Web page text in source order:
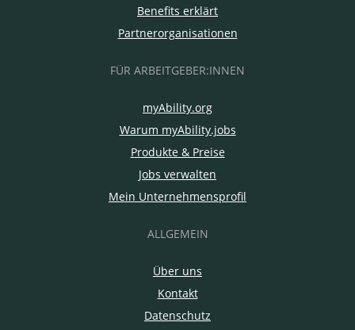
Benefits erklärt
Partnerorganisationen
FÜR ARBEITGEBER:INNEN
myAbility.org
Warum myAbility.jobs
Produkte & Preise
Jobs verwalten
Mein Unternehmensprofil
ALLGEMEIN
Über uns
Kontakt
Datenschutz